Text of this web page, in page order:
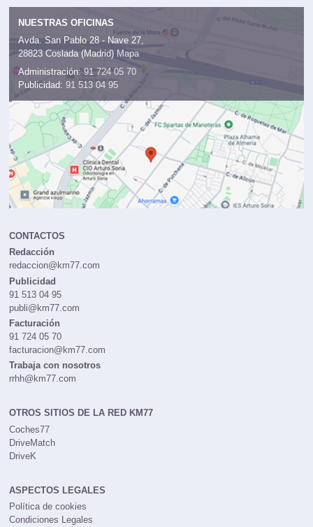
NUESTRAS OFICINAS
Avda. San Pablo 28 - Nave 27,
28823 Coslada (Madrid) Mapa
Administración: 91 724 05 70
Publicidad: 91 513 04 95
CONTACTOS
Redacción
redaccion@km77.com
Publicidad
91 513 04 95
publi@km77.com
Facturación
91 724 05 70
facturacion@km77.com
Trabaja con nosotros
rrhh@km77.com
OTROS SITIOS DE LA RED KM77
Coches77
DriveMatch
DriveK
ASPECTOS LEGALES
Política de cookies
Condiciones Legales